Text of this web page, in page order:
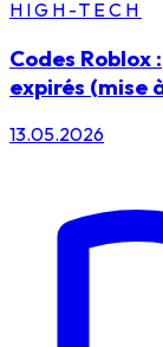
HIGH-TECH
Codes
expirés (mise
13.05.2026